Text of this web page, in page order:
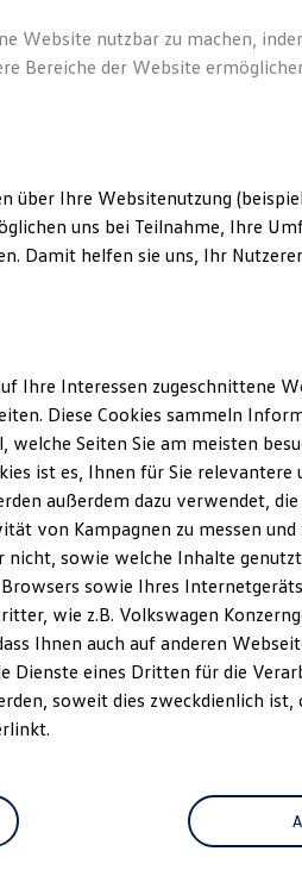
Website nutzbar zu machen,
Bereiche der Website
über Ihre Websitenutzung
uns bei Teilnahme, Ihre
Damit helfen sie uns, Ihr
Ihre Interessen zugeschnittene
Diese Cookies sammeln
Seiten Sie am meisten
ist es, Ihnen für Sie relevantere
außerdem dazu verwendet,
von Kampagnen zu messen
nicht, sowie welche Inhalte
sowie Ihres
wie z.B. Volkswagen
Ihnen auch auf anderen
Dienste eines Dritten für die
soweit dies zweckdienlich